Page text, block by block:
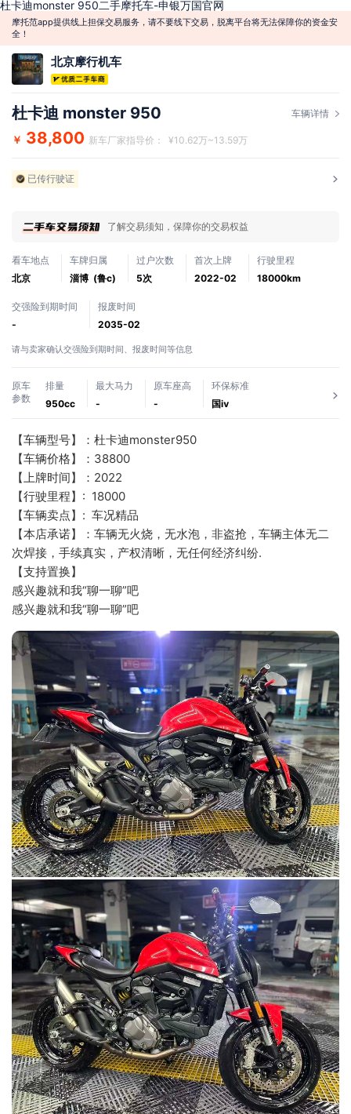
杜卡迪monster 950二手摩托车-申银万国官网
摩托范app提供线上担保交易服务，请不要线下交易，脱离平台将无法保障你的资金安
全！
北京摩行机车
杜卡迪 monster 950 车辆详情
￥ 38,800 新车厂家指导价： ¥10.62万~13.59万
已传行驶证
了解交易须知，保障你的交易权益
看车地点
北京
车牌归属
淄博 (鲁c)
过户次数
5次
首次上牌
2022-02
行驶里程
18000km
交强险到期时间
-
报废时间
2035-02
请与卖家确认交强险到期时间、报废时间等信息
原车
参数
排量
950cc
最大马力
-
原车座高
-
环保标准
国ⅳ
【车辆型号】：杜卡迪monster950
【车辆价格】：38800
【上牌时间】：2022
【行驶里程】:  18000
【车辆卖点】:  车况精品
【本店承诺】：车辆无火烧，无水泡，非盗抢，车辆主体无二
次焊接，手续真实，产权清晰，无任何经济纠纷.
【支持置换】
感兴趣就和我“聊一聊”吧
感兴趣就和我“聊一聊”吧